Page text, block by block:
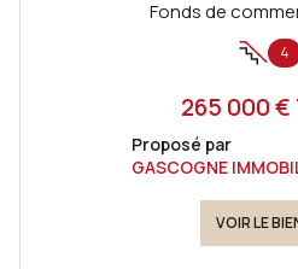
4
265 000 €
Proposé par
GASCOGNE
VOIR LE